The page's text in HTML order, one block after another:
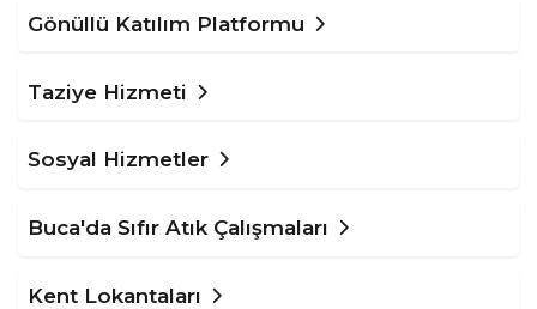
Gönüllü Katılım Platformu
Taziye Hizmeti
Sosyal Hizmetler
Buca'da Sıfır Atık Çalışmaları
Kent Lokantaları